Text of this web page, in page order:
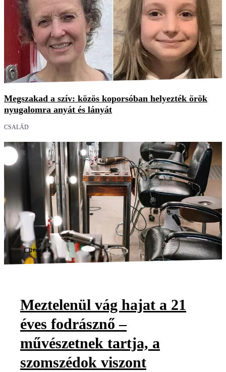
Megszakad a szív: közös koporsóban helyezték örök
nyugalomra anyát és lányát
CSALÁD
Videó
Meztelenül vág hajat a 21
éves fodrásznő –
művészetnek tartja, a
szomszédok viszont